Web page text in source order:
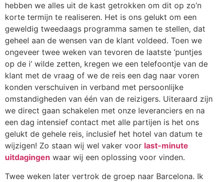
hebben we alles uit de kast getrokken om dit op zo’n
korte termijn te realiseren. Het is ons gelukt om een
geweldig tweedaags programma samen te stellen, dat
geheel aan de wensen van de klant voldeed. Toen we
ongeveer twee weken van tevoren de laatste ‘puntjes
op de i’ wilde zetten, kregen we een telefoontje van de
klant met de vraag of we de reis een dag naar voren
konden verschuiven in verband met persoonlijke
omstandigheden van één van de reizigers. Uiteraard zijn
we direct gaan schakelen met onze leveranciers en na
een dag intensief contact met alle partijen is het ons
gelukt de gehele reis, inclusief het hotel van datum te
wijzigen! Zo staan wij wel vaker voor last-minute
uitdagingen waar wij een oplossing voor vinden.
Twee weken later vertrok de groep naar Barcelona. Ik